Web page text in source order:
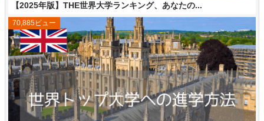
【2025年版】THE世界大学ランキング、あなたの...
70,885ビュー